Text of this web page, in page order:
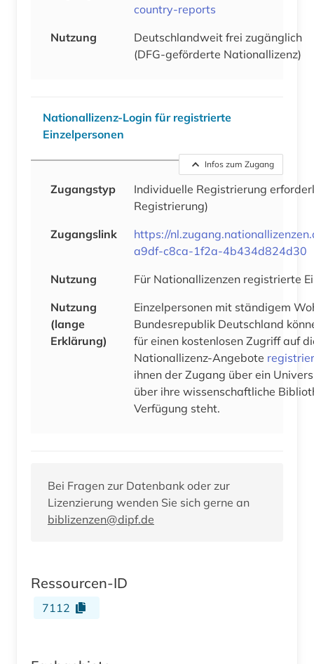
country-reports
Nutzung
Deutschlandweit frei zugänglich
(DFG-geförderte Nationallizenz)
Nationallizenz-Login für registrierte
Einzelpersonen
Infos zum Zugang
Zugangstyp
Individuelle Registrierung
Registrierung)
Zugangslink
https://
a9df-c8ca-1f2a-4b434d824d30
Nutzung
Für Nationallizenzen registrierte
Nutzung
(lange
Erklärung)
Einzelpersonen mit ständigem
Bundesrepublik Deutschland
für einen kostenlosen Zugriff auf
Nationallizenz-Angebote
ihnen der Zugang über ein
über ihre wissenschaftliche
Verfügung steht.
Bei Fragen zur Datenbank oder zur
Lizenzierung wenden Sie sich gerne an
biblizenzen@dipf.de
Ressourcen-ID
7112